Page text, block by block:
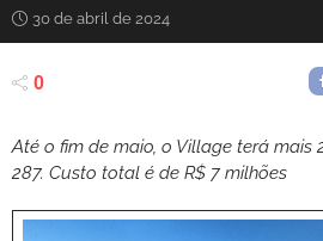
30 de abril de 2024
0
Até o fim de maio, o Village terá mais
287. Custo total é de R$ 7 milhões